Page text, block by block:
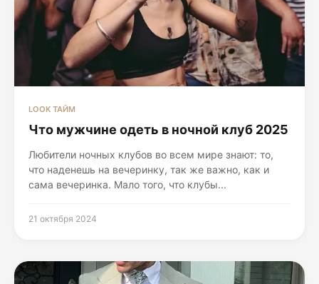
LOOK ТАЙМ
Что мужчине одеть в ночной клуб 2025
Любители ночных клубов во всем мире знают: то,
что наденешь на вечеринку, так же важно, как и
сама вечеринка. Мало того, что клубы...
21 октября 2024